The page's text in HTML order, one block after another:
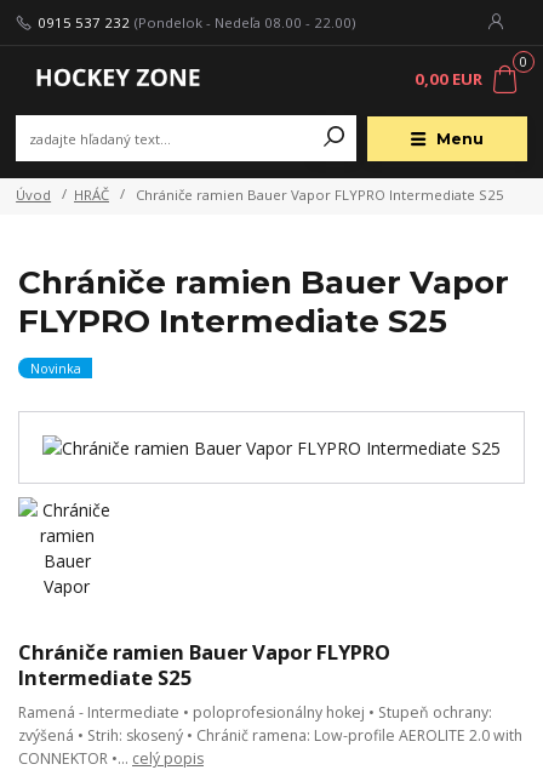
Menu
0915 537 232 (Pondelok - Nedeľa 08.00 - 22.00)
0
0,00 EUR
Úvod HRÁČ Chrániče ramien Bauer Vapor FLYPRO Intermediate S25
Chrániče ramien Bauer Vapor
FLYPRO Intermediate S25
Novinka
Chrániče ramien Bauer Vapor FLYPRO
Intermediate S25
Ramená - Intermediate • poloprofesionálny hokej • Stupeň ochrany:
zvýšená • Strih: skosený • Chránič ramena: Low-profile AEROLITE 2.0 with
CONNEKTOR •... celý popis